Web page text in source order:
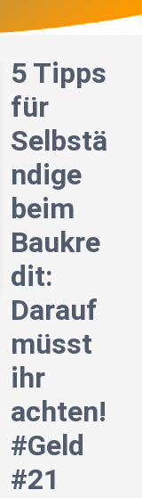
5 Tipps
für
Selbstä
ndige
beim
Baukre
dit:
Darauf
müsst
ihr
achten!
#Geld
#21